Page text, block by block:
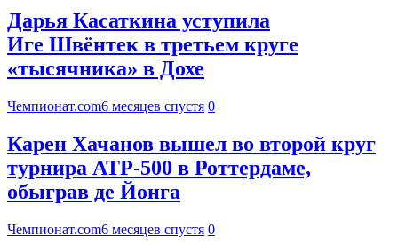
Дарья Касаткина уступила
Иге Швёнтек в третьем круге
«тысячника» в Дохе
Чемпионат.com6 месяцев спустя 0
Карен Хачанов вышел во второй круг
турнира ATP-500 в Роттердаме,
обыграв де Йонга
Чемпионат.com6 месяцев спустя 0